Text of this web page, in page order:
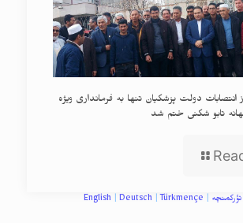
دولت پزشکیان تنها به فرمانداری ویژه
تابو شکنی ختم شد
تؤرکمنچه |
English | Deutsch | Türkmençe